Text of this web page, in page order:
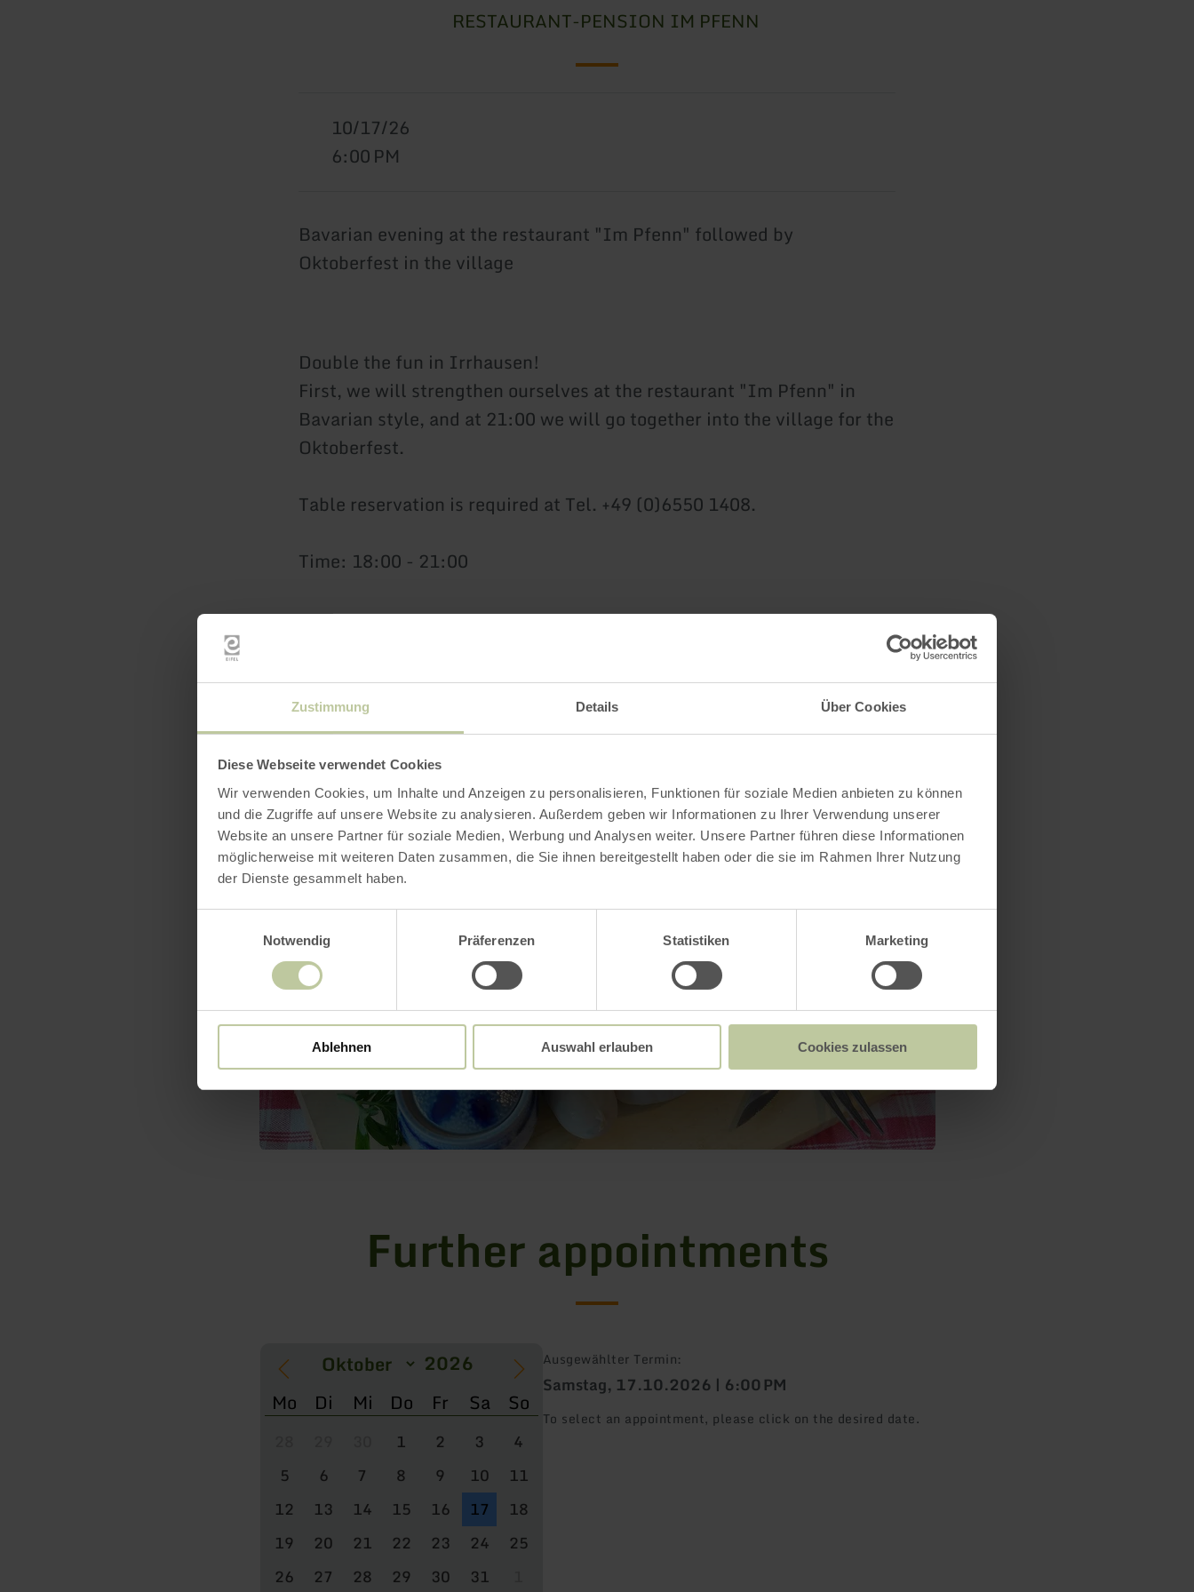
Zustimmung Details Über Cookies
Diese Webseite verwendet Cookies
Wir verwenden Cookies, um Inhalte und Anzeigen zu personalisieren, Funktionen für soziale Medien anbieten zu können
und die Zugriffe auf unsere Website zu analysieren. Außerdem geben wir Informationen zu Ihrer Verwendung unserer
Website an unsere Partner für soziale Medien, Werbung und Analysen weiter. Unsere Partner führen diese Informationen
möglicherweise mit weiteren Daten zusammen, die Sie ihnen bereitgestellt haben oder die sie im Rahmen Ihrer Nutzung
der Dienste gesammelt haben.
Notwendig
Präferenzen Statistiken Marketing
Ablehnen Auswahl erlauben Cookies zulassen
RESTAURANT-PENSION IM PFENN
10/17/26
6:00 PM
Bavarian evening at the restaurant "Im Pfenn" followed by
Oktoberfest in the village
Double the fun in Irrhausen!
First, we will strengthen ourselves at the restaurant "Im Pfenn" in
Bavarian style, and at 21:00 we will go together into the village for the
Oktoberfest.
Table reservation is required at Tel. +49 (0)6550 1408.
Time: 18:00 - 21:00
Impressions
Further appointments
Mo Di Mi Do Fr Sa So
1 2 3
4
5
6 7 8 9 10
11
12
13 14 15 16 17
18
19
20 21 22 23 24
25
26
27 28 29 30 31
Ausgewählter Termin:
Samstag, 17.10.2026 | 6:00 PM
To select an appointment, please click on the desired date.